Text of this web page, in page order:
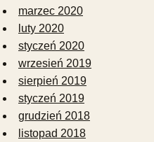
marzec 2020
luty 2020
styczeń 2020
wrzesień 2019
sierpień 2019
styczeń 2019
grudzień 2018
listopad 2018